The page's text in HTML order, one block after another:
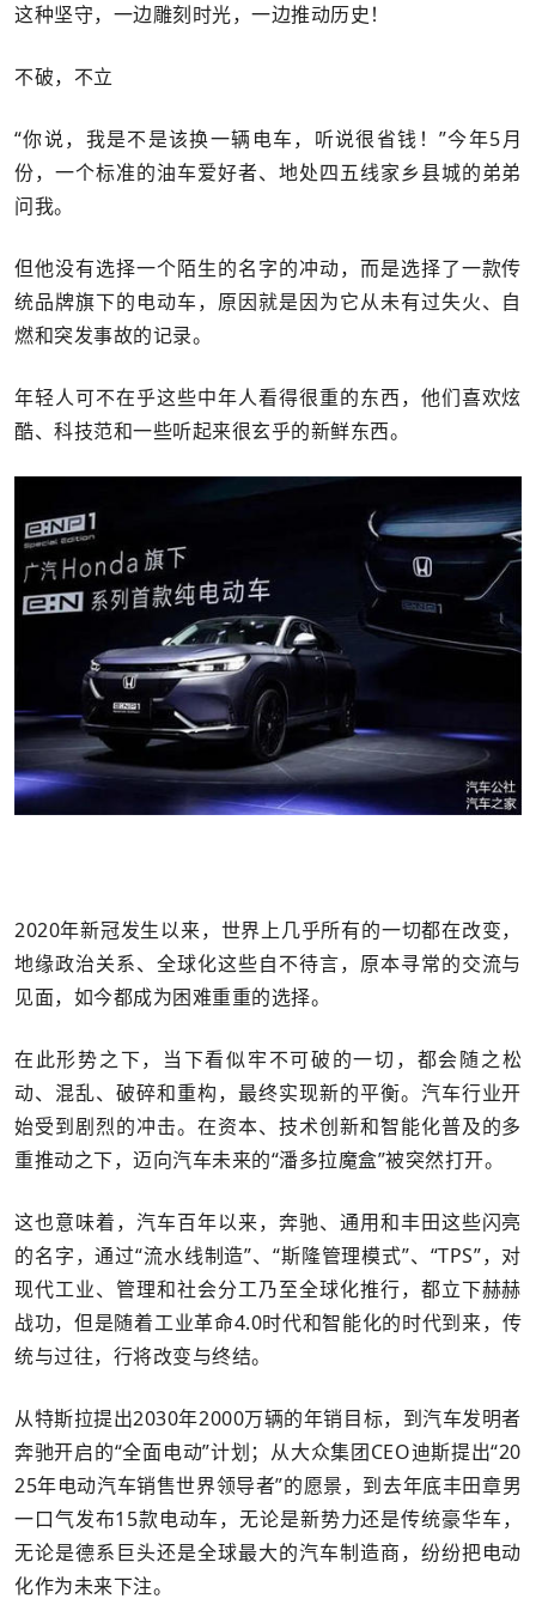
这种坚守，一边雕刻时光，一边推动历史！
不破，不立
“你说，我是不是该换一辆电车，听说很省钱！”今年5月
份，一个标准的油车爱好者、地处四五线家乡县城的弟弟
问我。
但他没有选择一个陌生的名字的冲动，而是选择了一款传
统品牌旗下的电动车，原因就是因为它从未有过失火、自
燃和突发事故的记录。
年轻人可不在乎这些中年人看得很重的东西，他们喜欢炫
酷、科技范和一些听起来很玄乎的新鲜东西。
2020年新冠发生以来，世界上几乎所有的一切都在改变，
地缘政治关系、全球化这些自不待言，原本寻常的交流与
见面，如今都成为困难重重的选择。
在此形势之下，当下看似牢不可破的一切，都会随之松
动、混乱、破碎和重构，最终实现新的平衡。汽车行业开
始受到剧烈的冲击。在资本、技术创新和智能化普及的多
重推动之下，迈向汽车未来的“潘多拉魔盒”被突然打开。
这也意味着，汽车百年以来，奔驰、通用和丰田这些闪亮
的名字，通过“流水线制造”、“斯隆管理模式”、“TPS”，对
现代工业、管理和社会分工乃至全球化推行，都立下赫赫
战功，但是随着工业革命4.0时代和智能化的时代到来，传
统与过往，行将改变与终结。
从特斯拉提出2030年2000万辆的年销目标，到汽车发明者
奔驰开启的“全面电动”计划；从大众集团CEO迪斯提出“20
25年电动汽车销售世界领导者”的愿景，到去年底丰田章男
一口气发布15款电动车，无论是新势力还是传统豪华车，
无论是德系巨头还是全球最大的汽车制造商，纷纷把电动
化作为未来下注。